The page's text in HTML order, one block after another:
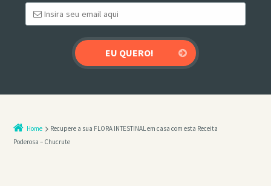
Home
Recupere a sua FLORA INTESTINAL em casa com esta Receita
Poderosa – Chucrute